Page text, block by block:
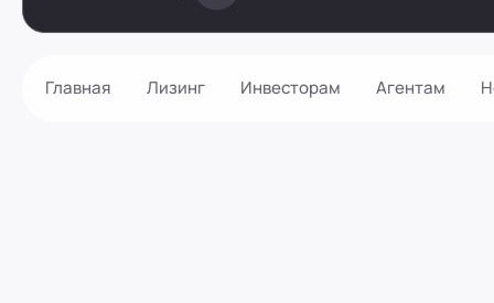
Главная Лизинг Инвесторам Агентам